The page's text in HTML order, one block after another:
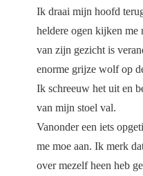
Ik draai mijn hoofd
heldere ogen kijken me
van zijn gezicht is
enorme grijze wolf op
Ik schreeuw het uit en
van mijn stoel val.
Vanonder een iets
me moe aan. Ik merk
over mezelf heen heb